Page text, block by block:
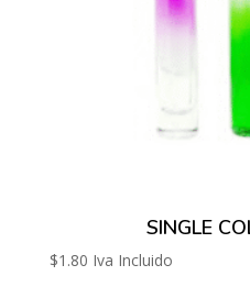
SINGLE
$1.80 Iva Incluido